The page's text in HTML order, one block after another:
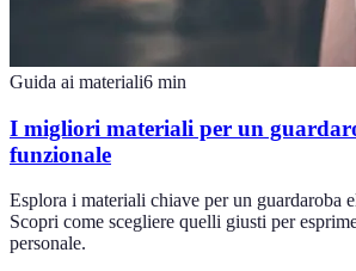
Guida ai materiali6 min
I migliori materiali per un
funzionale
Esplora i materiali chiave per un guardaroba
Scopri come scegliere quelli giusti per
personale.